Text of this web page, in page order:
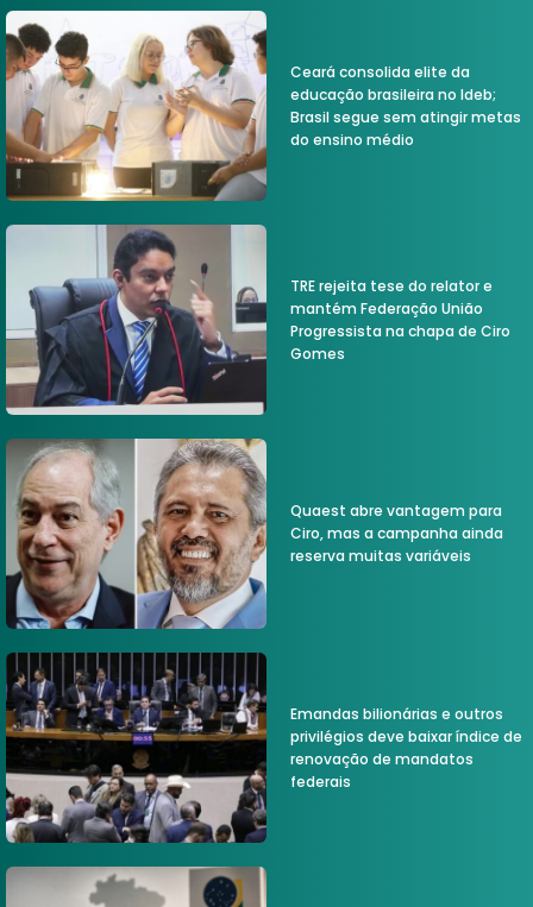
Ceará consolida elite da
educação brasileira no Ideb;
Brasil segue sem atingir metas
do ensino médio
TRE rejeita tese do relator e
mantém Federação União
Progressista na chapa de Ciro
Gomes
Quaest abre vantagem para
Ciro, mas a campanha ainda
reserva muitas variáveis
Emandas bilionárias e outros
privilégios deve baixar índice de
renovação de mandatos
federais